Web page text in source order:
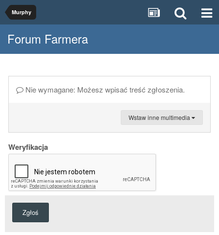
Murphy
Forum Farmera
Nie wymagane: Możesz wpisać treść zgłoszenia.
Wstaw inne multimedia
Weryfikacja
Zgłoś